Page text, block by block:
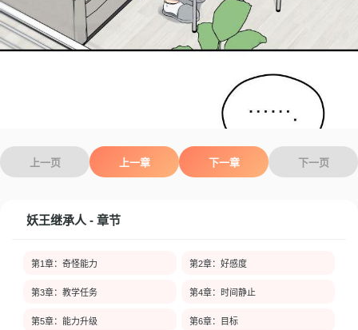
上一页 上一章 下一章 下一页
妖王继承人 - 章节
第1章：奇怪能力 第2章：好感度
第3章：教学任务 第4章：时间静止
第5章：能力升级 第6章：目标